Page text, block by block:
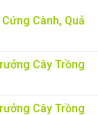
Cành, Quả
Cây Trồng
Cây Trồng